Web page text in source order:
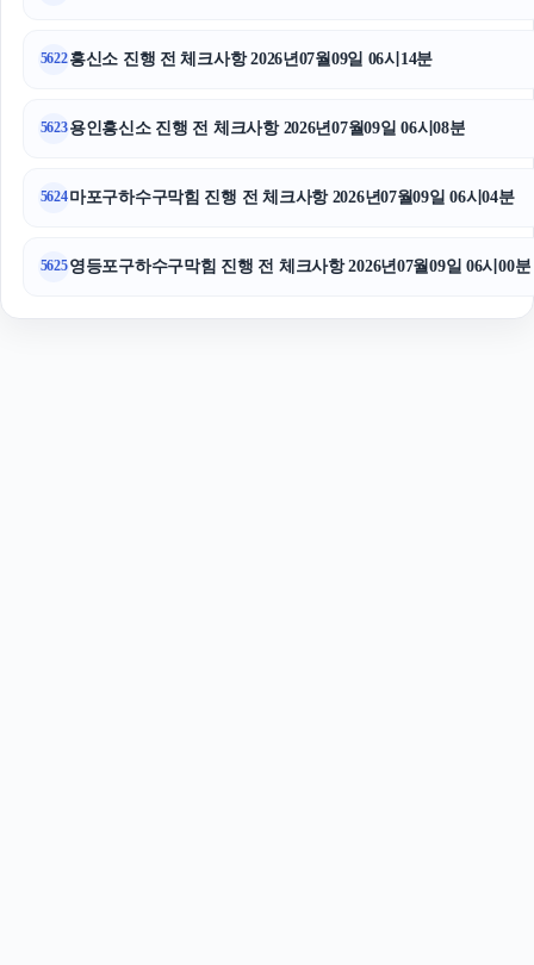
5622흥신소 진행 전 체크사항 2026년07월09일 06시14분
5623용인흥신소 진행 전 체크사항 2026년07월09일 06시08분
5624마포구하수구막힘 진행 전 체크사항 2026년07월09일 06시04분
5625영등포구하수구막힘 진행 전 체크사항 2026년07월09일 06시00분